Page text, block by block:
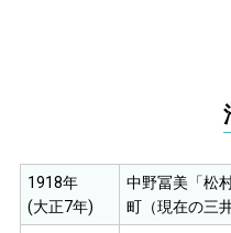
1918年
(大正7年)
中野冨美「松
町（現在の三